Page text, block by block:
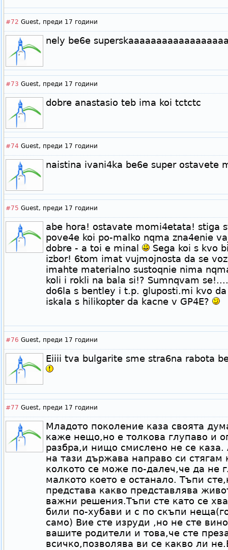
#72 Guest, преди 17 години
nely be6e
#73 Guest, преди 17 години
dobre anastasio teb ima koi tctctc
#74 Guest, преди 17 години
naistina ivani4ka be6e super ostavete
#75 Guest, преди 17 години
abe hora! ostavate momi4etata! stiga
pove4e koi po-malko nqma zna4enie
dobre - a toi e minal
Sega koi s kvo
izbor! 6tom imat vujmojnosta da se
imahte materialno sustoqnie nima
koli i rokli na bala si!? Sumnqvam
do6la s bentley i t.p. gluposti.mi kvo
iskala s hilikopter da kacne v GP4E?
#76 Guest, преди 17 години
Eiiii tva bulgarite sme stra6na rabota
#77 Guest, преди 17 години
Младото поколение каза своята
каже нещо,но е толкова глупаво и
разбра,и нищо смислено не се
на тази държава направо си
колкото се може по-далеч,че да не
малкото което е останало. Тъпи
представа какво представлява
важни решения.Тъпи сте като се
били по-хубави и с по скъпи
само) Вие сте изруди ,но не сте
вашите родители и това,че сте
всичко,позволява ви се какво ли